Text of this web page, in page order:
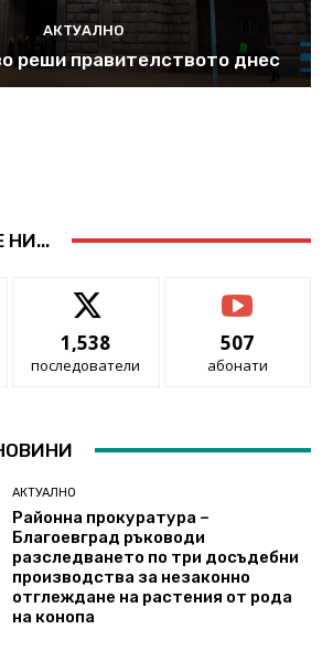
АКТУАЛНО
реши правителството днес
НИ...
1,538
последователи
507
абонати
АКТУАЛНО
Районна прокуратура –
Благоевград ръководи
разследването по три досъдебни
производства за незаконно
отглеждане на растения от рода
на конопа